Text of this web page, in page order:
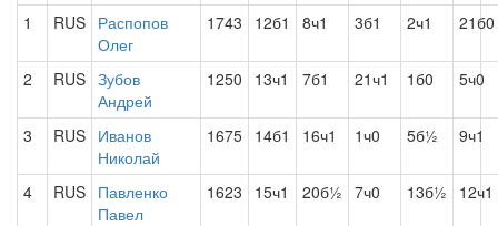
1
RUS Распопов
Олег
1743 12б1 8ч1 3б1 2ч1 21б0
2 RUS Зубов
Андрей
1250 13ч1 7б1 21ч1 1б0 5ч0
3 RUS Иванов
Николай
1675 14б1 16ч1 1ч0 5б½ 9ч1
4 RUS Павленко
Павел
1623 15ч1 20б½ 7ч0 13б½ 12ч1